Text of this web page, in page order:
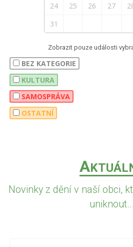
24
25 26 27
31
Zobrazit pouze události
BEZ KATEGORIE
KULTURA
SAMOSPRÁVA
OSTATNÍ
A
Novinky z dění v naší obci,
uniknout...